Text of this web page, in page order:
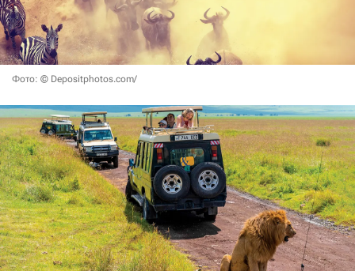
Фото: © Depositphotos.com/